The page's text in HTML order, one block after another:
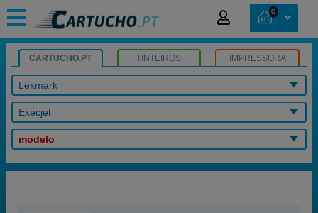
0
CARTUCHO.PT TINTEIROS IMPRESSORA
Lexmark
Execjet
modelo